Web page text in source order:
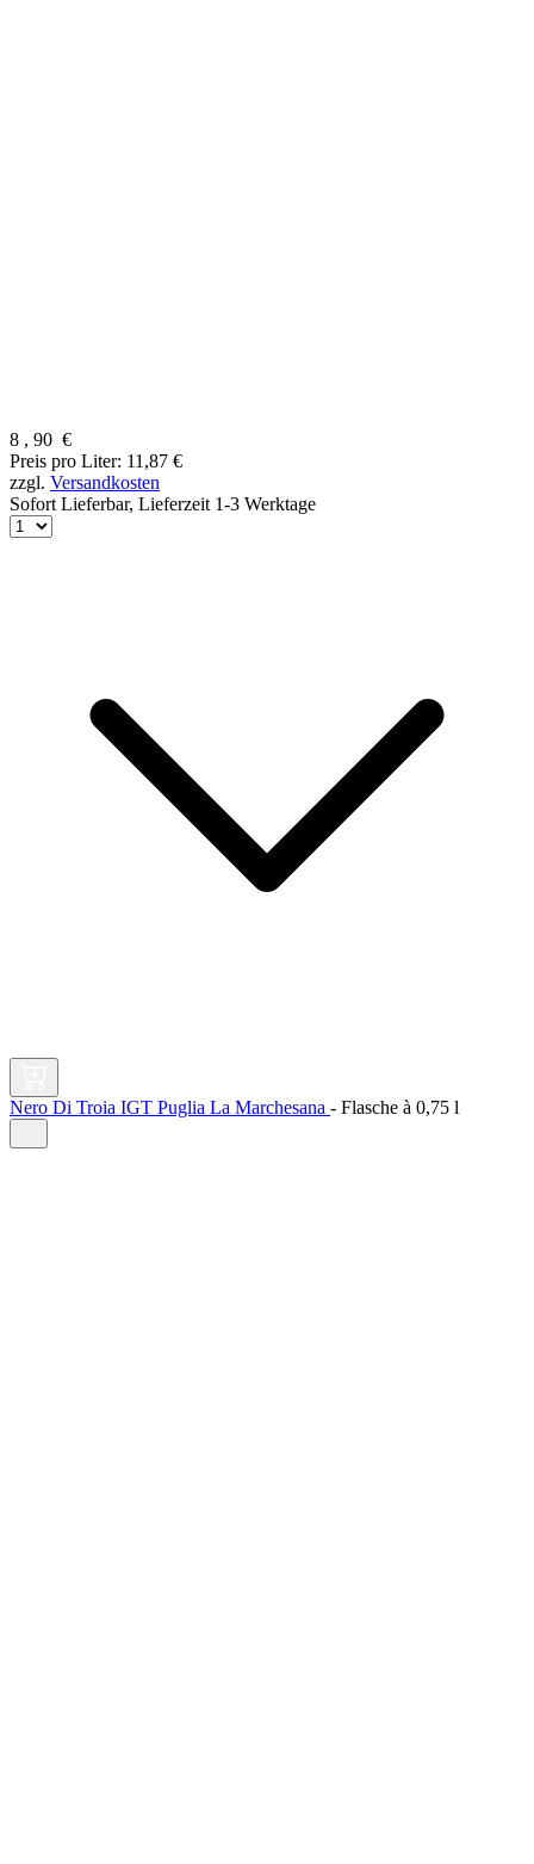
8 , 90 €
Preis pro Liter: 11,87 €
zzgl. Versandkosten
Sofort Lieferbar, Lieferzeit 1-3 Werktage
Nero Di Troia IGT Puglia La Marchesana - Flasche à 0,75 l